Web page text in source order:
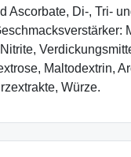
Ascorbate, Di-, Tri-
Maltodextrin,
Würze.